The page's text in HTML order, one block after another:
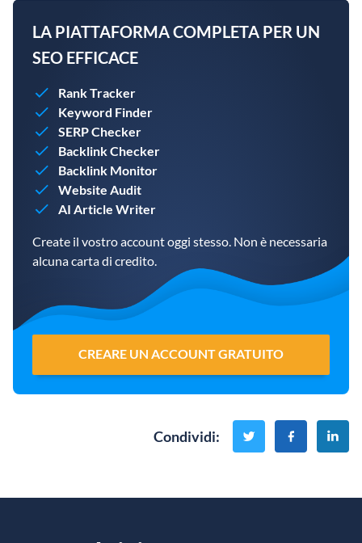
LA PIATTAFORMA COMPLETA PER UN
SEO EFFICACE
Rank Tracker
Keyword Finder
SERP Checker
Backlink Checker
Backlink Monitor
Website Audit
AI Article Writer
Create il vostro account oggi stesso. Non è necessaria
alcuna carta di credito.
CREARE UN ACCOUNT GRATUITO
Condividi: